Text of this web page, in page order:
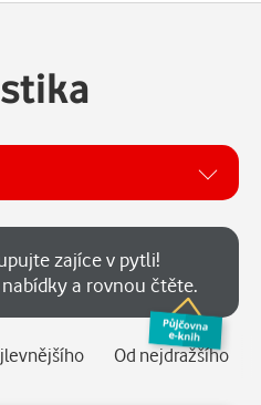
zajíce v pytli!
a rovnou čtěte.
Od nejdražšího